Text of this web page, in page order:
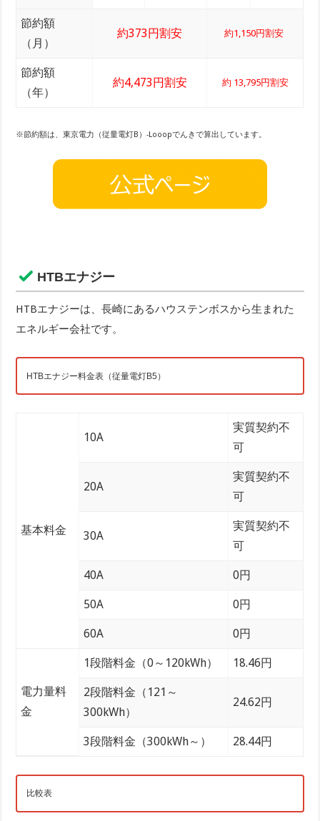
節約額
（月）
約373円割安 約1,150円割安
節約額
（年）
約4,473円割安 約 13,795円割安
※節約額は、東京電力（従量電灯B）-Looopでんきで算出しています。
HTBエナジー
HTBエナジーは、長崎にあるハウステンボスから生まれた
エネルギー会社です。
HTBエナジー料金表（従量電灯B5）
基本料金
10A
実質契約不
可
20A
実質契約不
可
30A
実質契約不
可
40A 0円
50A 0円
60A 0円
電力量料
金
1段階料金（0～120kWh） 18.46円
2段階料金（121～
300kWh）
24.62円
3段階料金（300kWh～） 28.44円
比較表